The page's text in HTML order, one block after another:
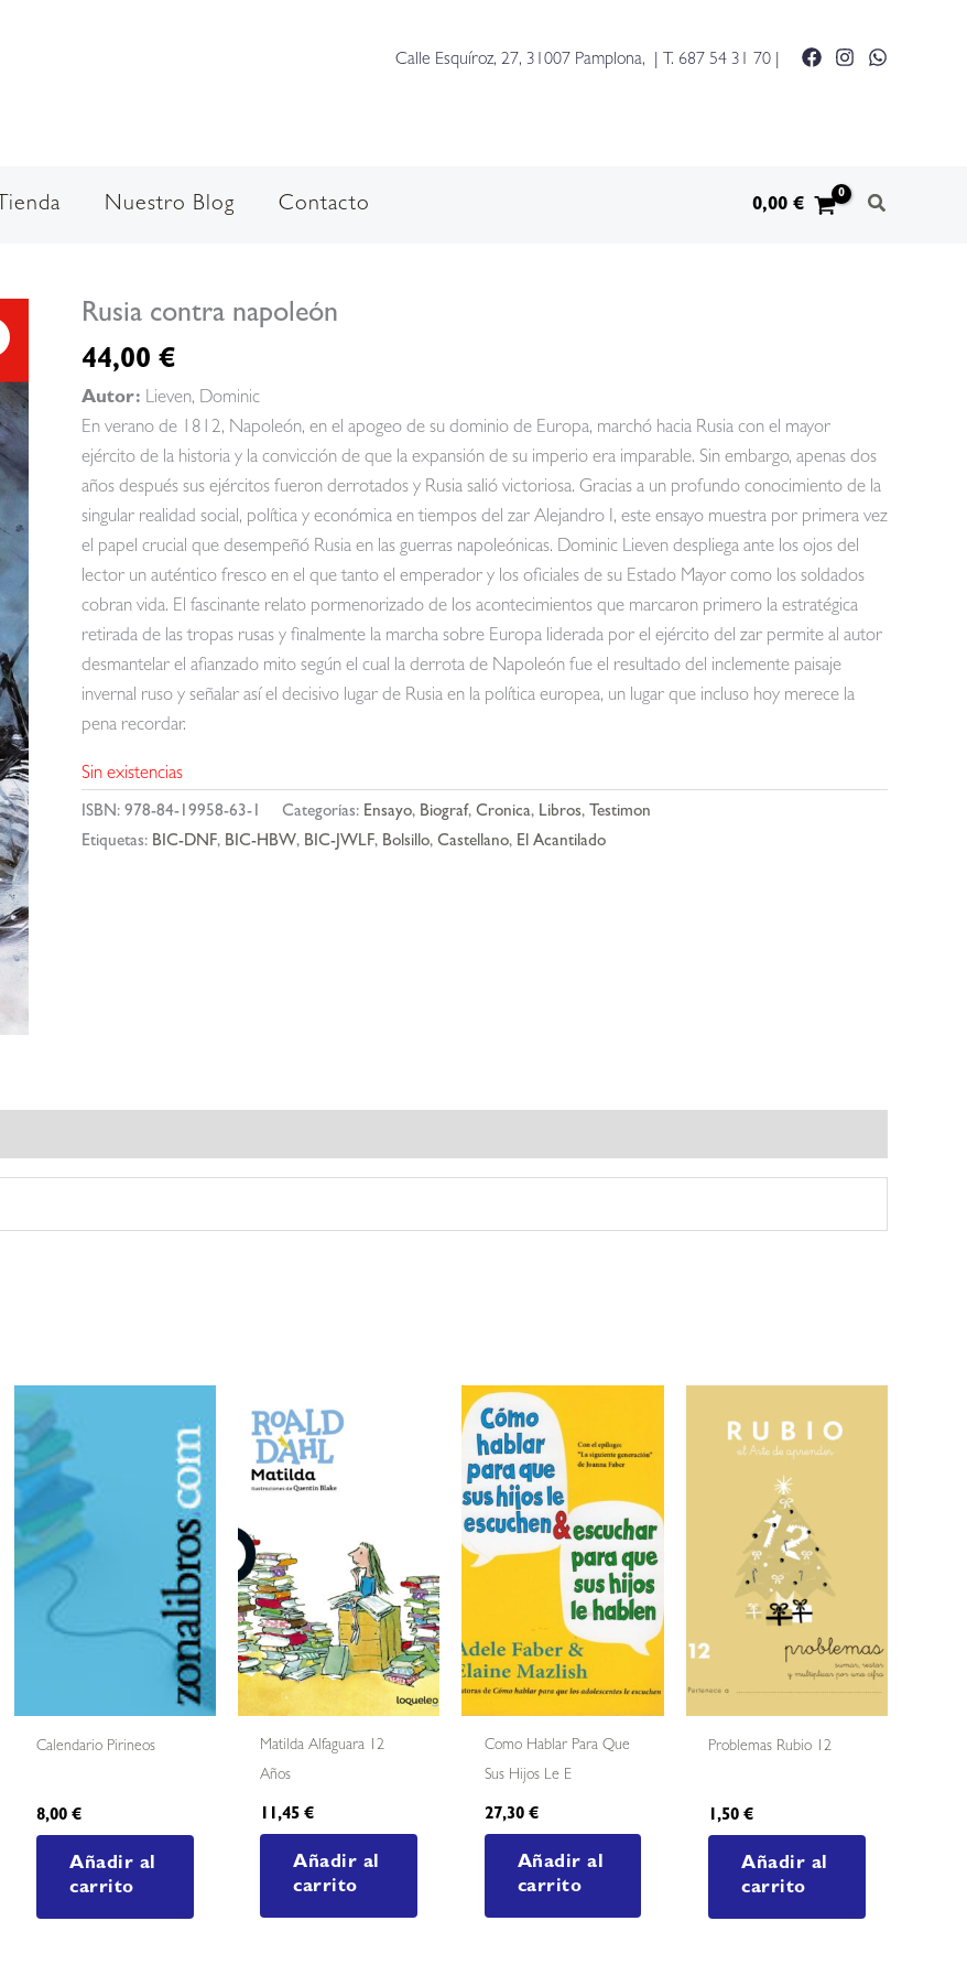
Calle Esquíroz, 27, 31007 Pamplona, | T. 687 54 31 70
Tienda Nuestro Blog Contacto 0,00€
Rusia contra napoleón
44,00 €
Autor: Lieven, Dominic
En verano de 1812, Napoleón, en el apogeo de su dominio de Europa, marchó hacia Rusia con el mayor
ejército de la historia y la convicción de que la expansión de su imperio era imparable. Sin embargo, apenas dos
años después sus ejércitos fueron derrotados y Rusia salió victoriosa. Gracias a un profundo conocimiento de la
singular realidad social, política y económica en tiempos del zar Alejandro I, este ensayo muestra por primera vez
el papel crucial que desempeñó Rusia en las guerras napoleónicas. Dominic Lieven despliega ante los ojos del
lector un auténtico fresco en el que tanto el emperador y los oficiales de su Estado Mayor como los soldados
cobran vida. El fascinante relato pormenorizado de los acontecimientos que marcaron primero la estratégica
retirada de las tropas rusas y finalmente la marcha sobre Europa liderada por el ejército del zar permite al autor
desmantelar el afianzado mito según el cual la derrota de Napoleón fue el resultado del inclemente paisaje
invernal ruso y señalar así el decisivo lugar de Rusia en la política europea, un lugar que incluso hoy merece la
pena recordar.
Sin existencias
ISBN: 978-84-19958-63-1 Categorías: Ensayo, Biograf, Cronica, Libros, Testimon
Etiquetas: BIC-DNF, BIC-HBW, BIC-JWLF, Bolsillo, Castellano, El Acantilado
Calendario Pirineos
8,00€
Añadir al
carrito
Matilda Alfaguara 12
Años
11,45€
Añadir al
carrito
Como Hablar Para Que
Sus Hijos Le E
27,30 €
Añadir al
carrito
Problemas Rubio 12
1,50€
Añadir al
carrito